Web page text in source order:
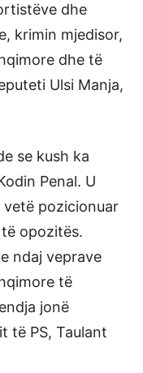
dhe
krimin mjedisor,
dhe të
Ulsi Manja,
se kush ka
Penal. U
vetë pozicionuar
opozitës.
ndaj veprave
të
jonë
të PS, Taulant